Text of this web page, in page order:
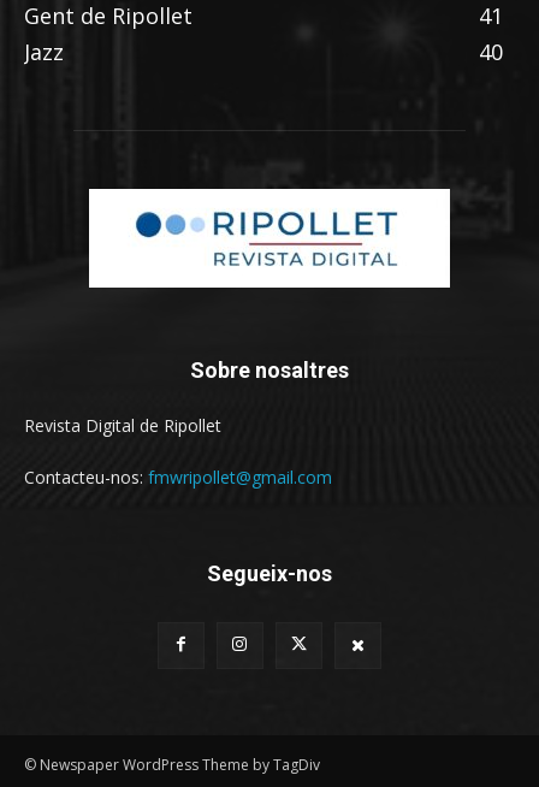
Gent de Ripollet
41
Jazz
40
Sobre nosaltres
Revista Digital de Ripollet
Contacteu-nos: fmwripollet@gmail.com
Segueix-nos
© Newspaper WordPress Theme by TagDiv